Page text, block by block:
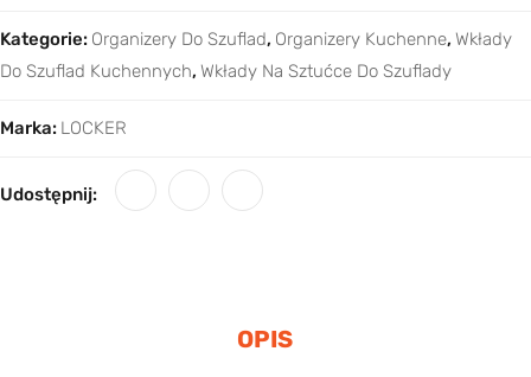
Kategorie: Organizery Do Szuflad, Organizery Kuchenne, Wkłady
Do Szuflad Kuchennych, Wkłady Na Sztućce Do Szuflady
Marka: LOCKER
Udostępnij:
OPIS